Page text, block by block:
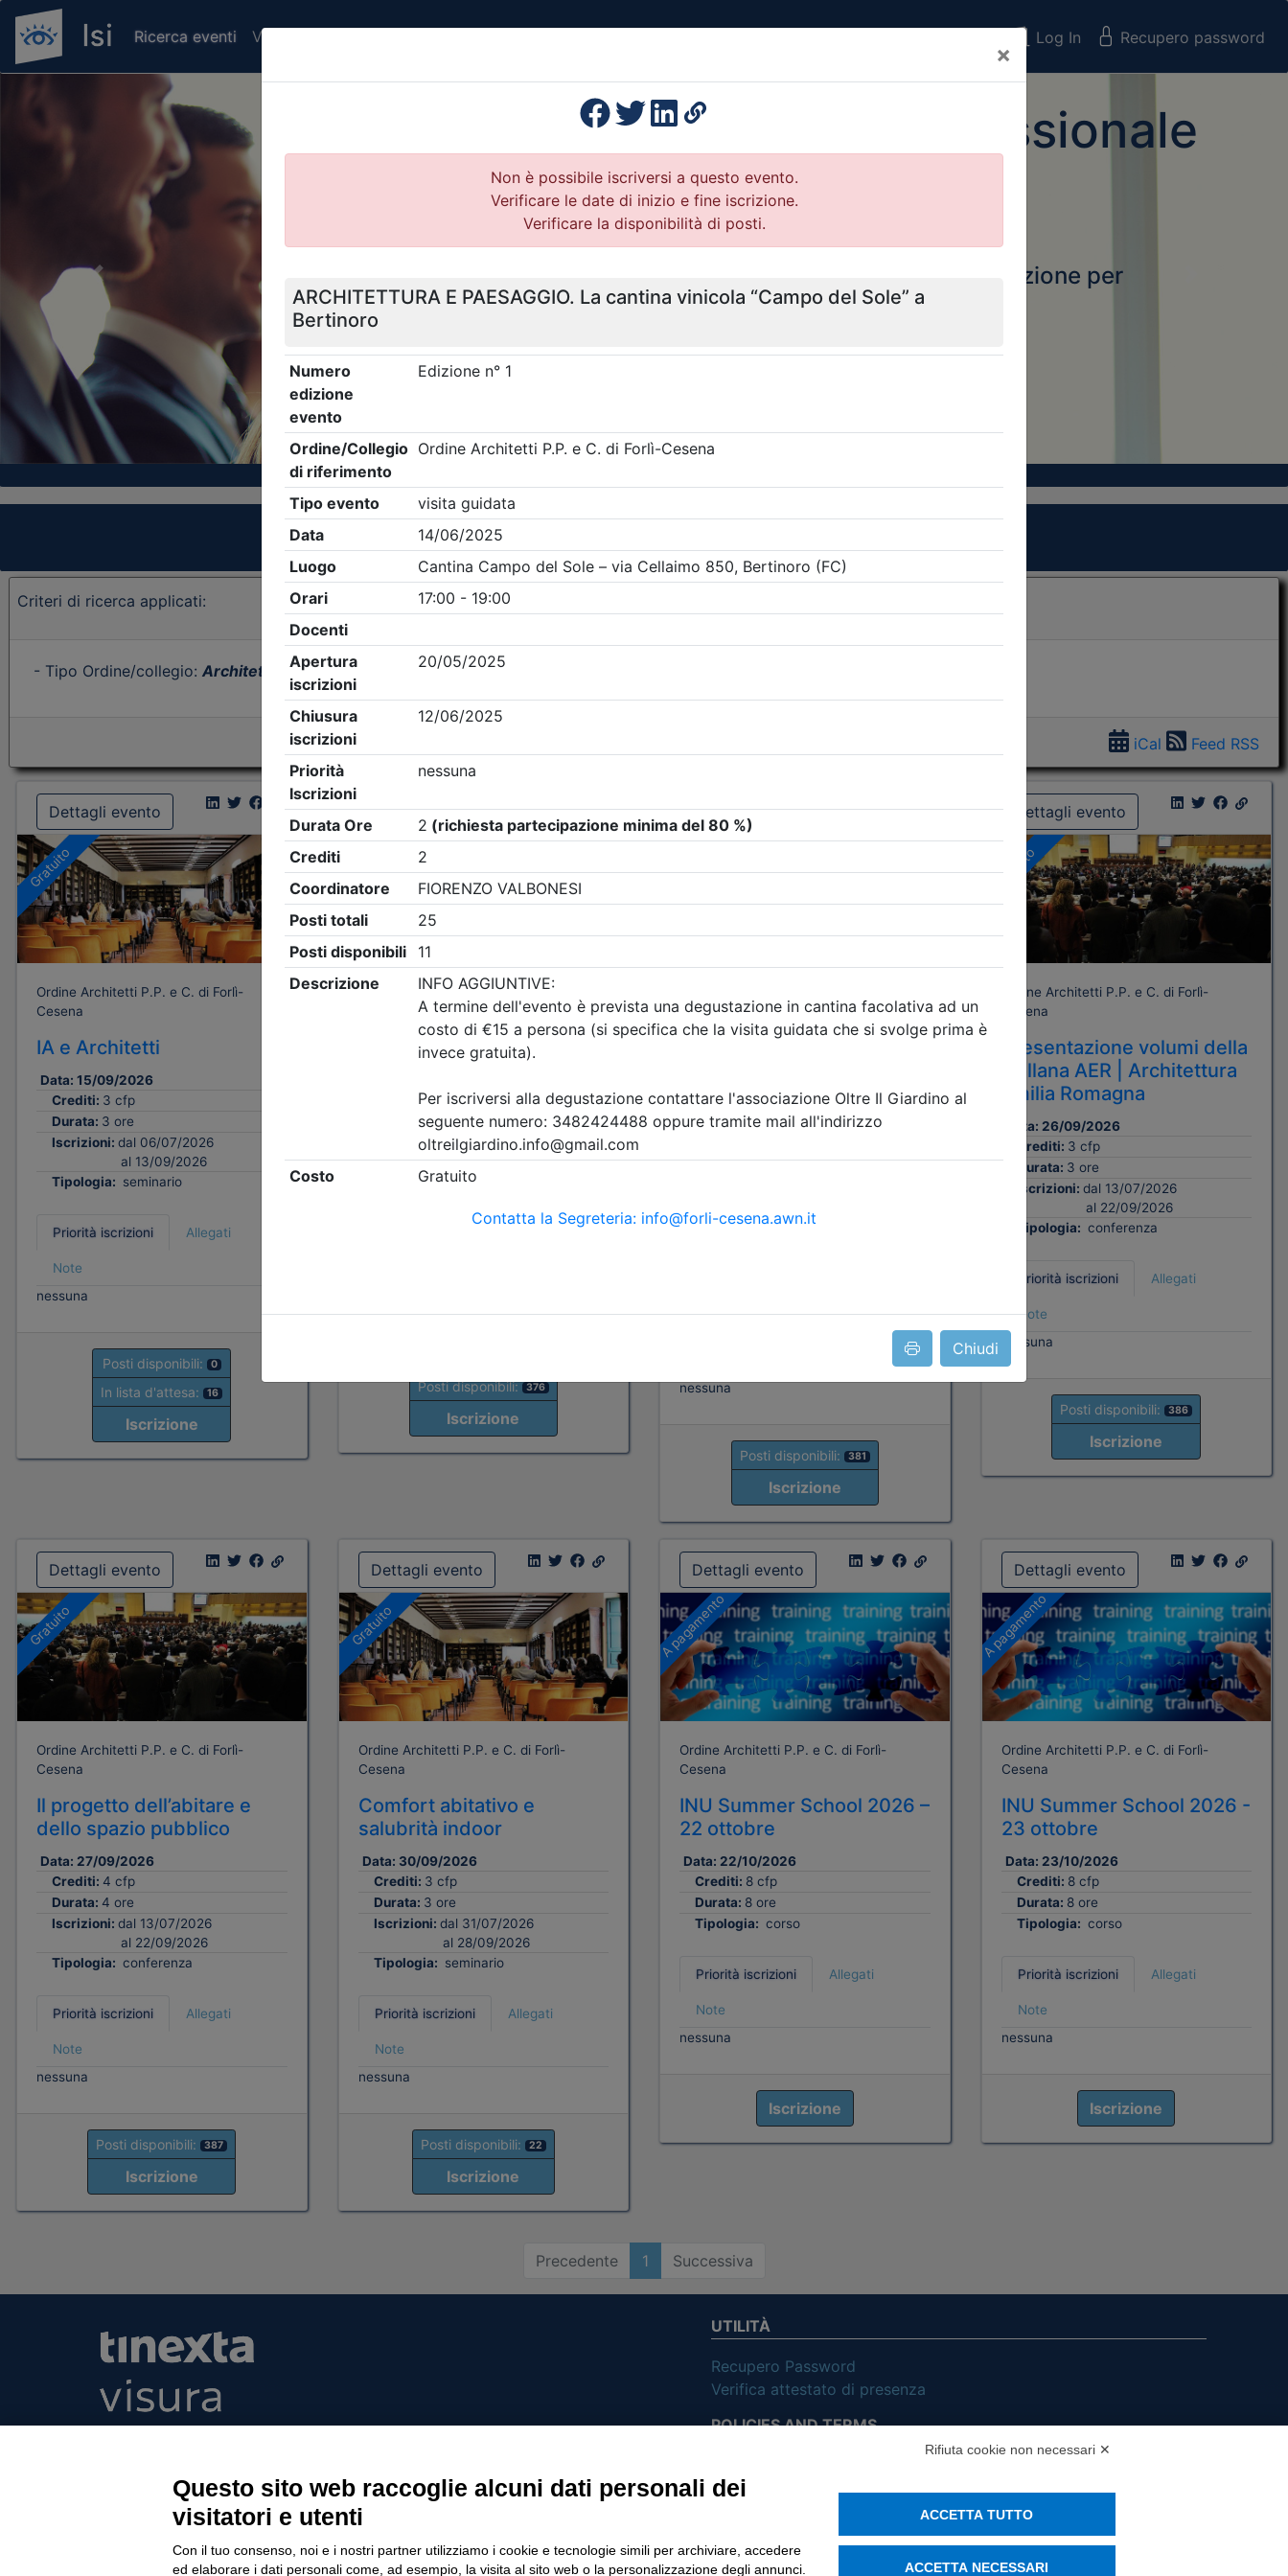
×
Chiudi
Ricerca eventi Verifica attestato di presenza Log In Recupero password
Formazione Professionale
Continua
Il portale della formazione per
Ordini e Collegi
Previous
Clicca qui - espandi la sezione dei filtri ricerca eventi
Criteri di ricerca applicati:
- Tipo Ordine/collegio: Architetti - Ordine:Forlì-Cesena - Eventi in programma dal
iCal Feed RSS
Dettagli evento
Gratuito
Ordine Architetti P.P. e C. di Forlì-
Cesena
IA e Architetti
Data: 15/09/2026
Crediti: 3 cfp
Durata: 3 ore
Iscrizioni: dal 06/07/2026
al 13/09/2026
Tipologia: seminario
Priorità iscrizioni Allegati
Note
nessuna
Posti disponibili: 0
In lista d'attesa: 16
Iscrizione
Dettagli evento
Gratuito
Ordine Architetti P.P. e C. di Forlì-
Abitare il cambiamento / Il
25/09/2026
Crediti:4 cfp
Durata:4 ore
Iscrizioni:dal 13/07/2026
al 22/09/2026
nessuna
Posti disponibili: 376
Iscrizione
Dettagli evento
Gratuito
Cesena
strategie dei PUG e degli
accordi operativi L.R.
Durata:4 ore
nessuna
Posti disponibili: 381
Iscrizione
Dettagli evento
Gratuito
Ordine Architetti P.P. e C. di Forlì-
Cesena
Presentazione volumi della
Collana AER | Architettura
Emilia Romagna
Data: 26/09/2026
Crediti: 3 cfp
Durata: 3 ore
Iscrizioni: dal 13/07/2026
al 22/09/2026
Tipologia: conferenza
Priorità iscrizioni Allegati
Note
nessuna
Posti disponibili: 386
Iscrizione
Dettagli evento
Gratuito
Ordine Architetti P.P. e C. di Forlì-
Cesena
Il progetto dell’abitare e
dello spazio pubblico
Data: 27/09/2026
Crediti: 4 cfp
Durata: 4 ore
Iscrizioni: dal 13/07/2026
al 22/09/2026
Tipologia: conferenza
Priorità iscrizioni Allegati
Note
nessuna
Posti disponibili: 387
Iscrizione
Dettagli evento
Gratuito
Ordine Architetti P.P. e C. di Forlì-
Cesena
Comfort abitativo e
salubrità indoor
Data: 30/09/2026
Crediti: 3 cfp
Durata: 3 ore
Iscrizioni: dal 31/07/2026
al 28/09/2026
Tipologia: seminario
Priorità iscrizioni Allegati
Note
nessuna
Posti disponibili: 22
Iscrizione
Dettagli evento
A pagamento
Ordine Architetti P.P. e C. di Forlì-
Cesena
INU Summer School 2026 –
22 ottobre
Data: 22/10/2026
Crediti: 8 cfp
Durata: 8 ore
Tipologia: corso
Priorità iscrizioni Allegati
Note
nessuna
Iscrizione
Dettagli evento
A pagamento
Ordine Architetti P.P. e C. di Forlì-
Cesena
INU Summer School 2026 -
23 ottobre
Data: 23/10/2026
Crediti: 8 cfp
Durata: 8 ore
Tipologia: corso
Priorità iscrizioni Allegati
Note
nessuna
Iscrizione
Precedente 1 Successiva
Società soggetta alla direzione e coordinamento di Tinexta SpA
P.IVA 05338771008 REA n. 877679
UTILITÀ
Recupero Password
Verifica attestato di presenza
POLICIES AND TERMS
Rifiuta cookie non necessari ✕
Questo sito web raccoglie alcuni dati personali dei
visitatori e utenti
Con il tuo consenso, noi e i nostri partner utilizziamo i cookie e tecnologie simili per archiviare, accedere
ed elaborare i dati personali come, ad esempio, la visita al sito web o la personalizzazione degli annunci.
ACCETTA TUTTO
ACCETTA NECESSARI